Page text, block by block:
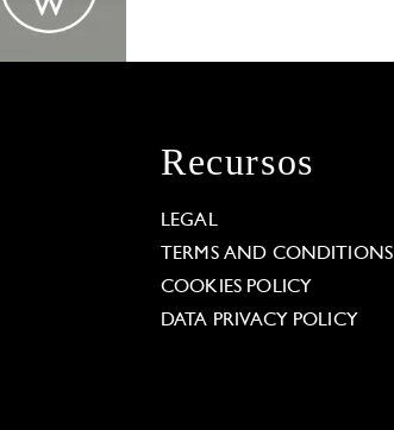
Recursos
LEGAL
TERMS AND CONDITIONS
COOKIES POLICY
DATA PRIVACY POLICY